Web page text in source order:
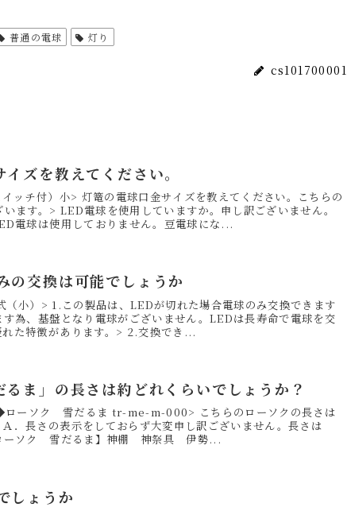
普通の電球 灯り
cs101700001
ズを教えてください。
ッチ付）小> 灯篭の電球口金サイズを教えてください。こちらの
ます。> LED電球を使用していますか。申し訳ございません。
電球は使用しておりません。豆電球にな...
の交換は可能でしょうか
小）> 1.この製品は、LEDが切れた場合電球のみ交換できます
為、基盤となり電球がございません。LEDは長寿命で電球を交
た特徴があります。> 2.交換でき...
ま」の長さは約どれくらいでしょうか？
ローソク 雪だるま tr-me-m-000> こちらのローソクの長さは
．長さの表示をしておらず大変申し訳ございません。長さは
ーソク 雪だるま】神棚 神祭具 伊勢...
しょうか